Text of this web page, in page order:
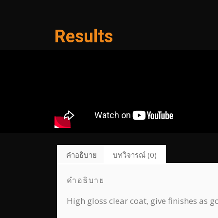
Results
คำอธิบาย บทวิจารณ์ (0)
คำอธิบาย
High gloss clear coat, give finishes as